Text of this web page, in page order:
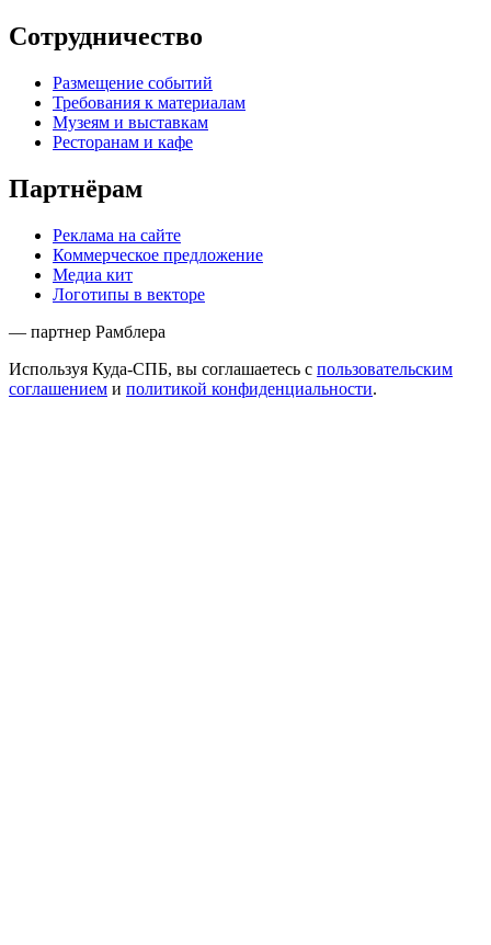
Сотрудничество
Размещение событий
Требования к материалам
Музеям и выставкам
Ресторанам и кафе
Партнёрам
Реклама на сайте
Коммерческое предложение
Медиа кит
Логотипы в векторе
— партнер Рамблера
Используя Куда-СПБ, вы соглашаетесь с пользовательским
соглашением и политикой конфиденциальности.